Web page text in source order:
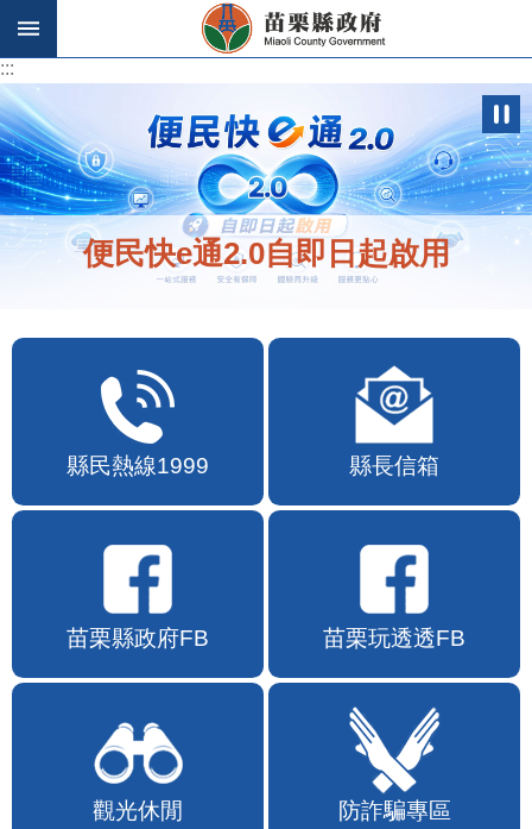
跳到主要內容區塊
:::
:::
便民快e通2.0自即日起啟用
縣民熱線1999 縣長信箱
苗栗縣政府FB 苗栗玩透透FB
觀光休閒 防詐騙專區